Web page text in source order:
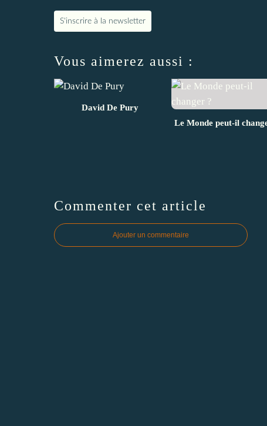
S'inscrire à la newsletter
Vous aimerez aussi :
David De Pury
Le Monde peut-il
Commenter cet article
Ajouter un commentaire